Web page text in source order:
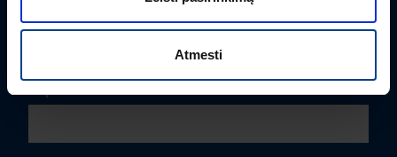
Atmesti
El. paštas*